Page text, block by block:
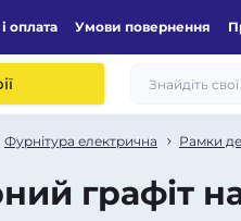
оплата Умови повернення
Фурнітура електрична Рамки
графіт